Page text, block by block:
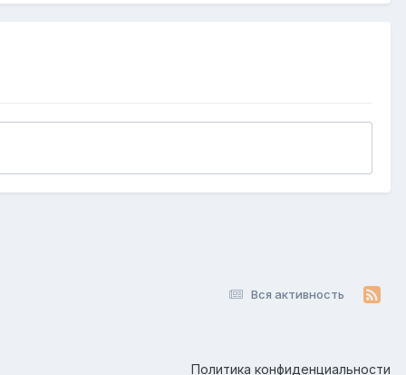
Вся активность
Политика конфиденциальности